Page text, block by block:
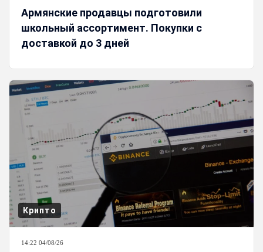
Армянские продавцы подготовили
школьный ассортимент. Покупки с
доставкой до 3 дней
Крипто
14:22 04/08/26